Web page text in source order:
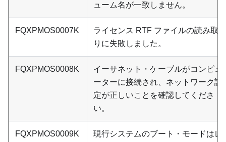
ューム名が一致しません。
FQXPMOS0007K
ライセンス RTF ファイルの読み取
りに失敗しました。
FQXPMOS0008K
イーサネット・ケーブルがコンピュ
ーターに接続され、ネットワーク設
定が正しいことを確認してくださ
い。
FQXPMOS0009K
現行システムのブート・モードはレ